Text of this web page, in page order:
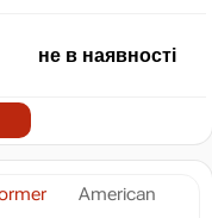
American
не в наявності